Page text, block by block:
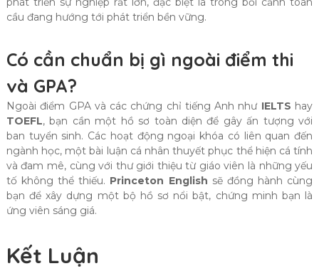
cầu đang hướng tới phát triển bền vững.
Có cần chuẩn bị gì ngoài điểm thi
và GPA?
Ngoài điểm GPA và các chứng chỉ tiếng Anh như IELTS hay
TOEFL, bạn cần một hồ sơ toàn diện để gây ấn tượng với
ban tuyển sinh. Các hoạt động ngoại khóa có liên quan đến
ngành học, một bài luận cá nhân thuyết phục thể hiện cá tính
và đam mê, cùng với thư giới thiệu từ giáo viên là những yếu
tố không thể thiếu. Princeton English sẽ đồng hành cùng
bạn để xây dựng một bộ hồ sơ nổi bật, chứng minh bạn là
ứng viên sáng giá.
Kết Luận